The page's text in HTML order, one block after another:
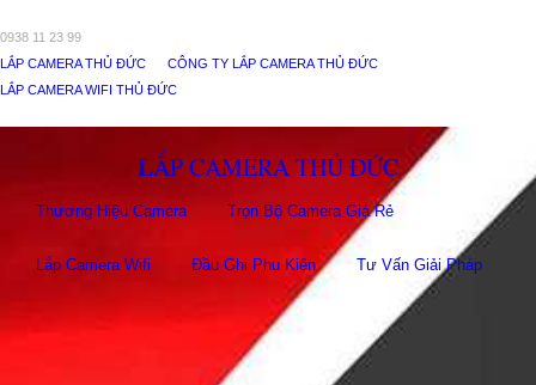
0938 11 23 99
LẮP CAMERA THỦ ĐỨC
CÔNG TY LẮP CAMERA THỦ ĐỨC
LẮP CAMERA WIFI THỦ ĐỨC
LẮP CAMERA THỦ ĐỨC
Thương Hiệu Camera Trọn Bộ Camera Giá Rẻ
Lắp Camera Wifi Đầu Ghi Phụ Kiên Tư Vấn Giải Pháp